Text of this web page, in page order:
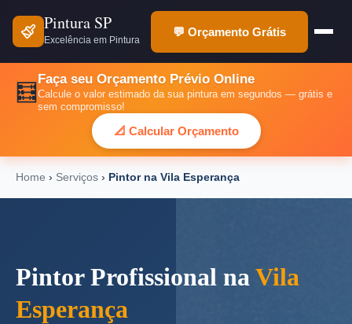
Pintura SP
Excelência em Pintura
💬 Orçamento Grátis
🧮
Faça seu Orçamento Prévio Online
Calcule o valor estimado da sua pintura em segundos — grátis e
sem compromisso!
📐 Calcular Orçamento
Home › Serviços › Pintor na Vila Esperança
Pintor Profissional na Vila
Esperança